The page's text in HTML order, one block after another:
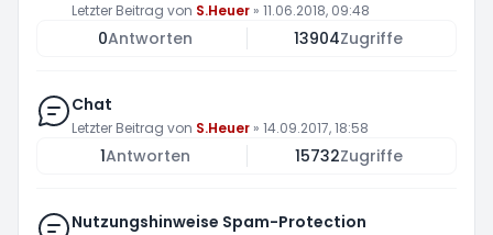
Letzter Beitrag von S.Heuer » 11.06.2018, 09:48
0Antworten 13904Zugriffe
Chat
Letzter Beitrag von S.Heuer » 14.09.2017, 18:58
1Antworten 15732Zugriffe
Nutzungshinweise Spam-Protection